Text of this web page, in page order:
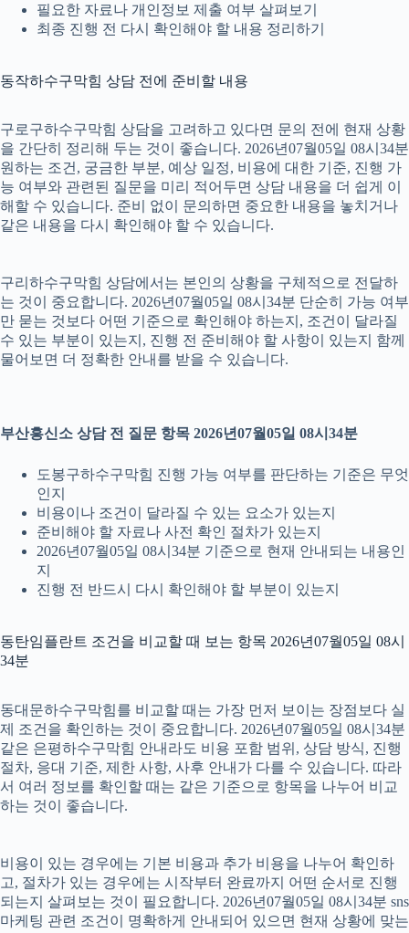
필요한 자료나 개인정보 제출 여부 살펴보기
최종 진행 전 다시 확인해야 할 내용 정리하기
동작하수구막힘 상담 전에 준비할 내용
구로구하수구막힘 상담을 고려하고 있다면 문의 전에 현재 상황
을 간단히 정리해 두는 것이 좋습니다. 2026년07월05일 08시34분
원하는 조건, 궁금한 부분, 예상 일정, 비용에 대한 기준, 진행 가
능 여부와 관련된 질문을 미리 적어두면 상담 내용을 더 쉽게 이
해할 수 있습니다. 준비 없이 문의하면 중요한 내용을 놓치거나
같은 내용을 다시 확인해야 할 수 있습니다.
구리하수구막힘 상담에서는 본인의 상황을 구체적으로 전달하
는 것이 중요합니다. 2026년07월05일 08시34분 단순히 가능 여부
만 묻는 것보다 어떤 기준으로 확인해야 하는지, 조건이 달라질
수 있는 부분이 있는지, 진행 전 준비해야 할 사항이 있는지 함께
물어보면 더 정확한 안내를 받을 수 있습니다.
부산흥신소 상담 전 질문 항목 2026년07월05일 08시34분
도봉구하수구막힘 진행 가능 여부를 판단하는 기준은 무엇
인지
비용이나 조건이 달라질 수 있는 요소가 있는지
준비해야 할 자료나 사전 확인 절차가 있는지
2026년07월05일 08시34분 기준으로 현재 안내되는 내용인
지
진행 전 반드시 다시 확인해야 할 부분이 있는지
동탄임플란트 조건을 비교할 때 보는 항목 2026년07월05일 08시
34분
동대문하수구막힘를 비교할 때는 가장 먼저 보이는 장점보다 실
제 조건을 확인하는 것이 중요합니다. 2026년07월05일 08시34분
같은 은평하수구막힘 안내라도 비용 포함 범위, 상담 방식, 진행
절차, 응대 기준, 제한 사항, 사후 안내가 다를 수 있습니다. 따라
서 여러 정보를 확인할 때는 같은 기준으로 항목을 나누어 비교
하는 것이 좋습니다.
비용이 있는 경우에는 기본 비용과 추가 비용을 나누어 확인하
고, 절차가 있는 경우에는 시작부터 완료까지 어떤 순서로 진행
되는지 살펴보는 것이 필요합니다. 2026년07월05일 08시34분 sns
마케팅 관련 조건이 명확하게 안내되어 있으면 현재 상황에 맞는